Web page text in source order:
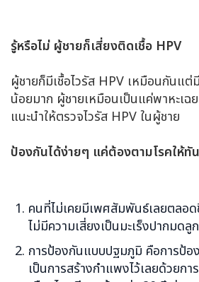
รู้หรือไม่ ผู้ชายก็เสี่ยงติดเชื้อ HPV
ผู้ชายก็มีเชื้อไวรัส HPV เหมือนกันแต่
น้อยมาก ผู้ชายเหมือนเป็นแค่พาหะเฉ
แนะนำให้ตรวจไวรัส HPV ในผู้ชาย
ป้องกันได้ง่ายๆ แค่ต้องตามโรคให้ทัน
คนที่ไม่เคยมีเพศสัมพันธ์เลยตลอ
ไม่มีความเสี่ยงเป็นมะเร็งปากมดลูก
การป้องกันแบบปฐมภูมิ คือการป้อ
เป็นการสร้างกำแพงไว้เลยด้วยก